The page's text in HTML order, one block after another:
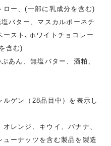
ー、(一部に乳成分を含む)
バター、マスカルポーネチ
スト､ホワイトチョコレー
含む)
あん、無塩バター、酒粕、
ゲン（28品目中）を表示し
レンジ、キウイ、バナナ、
ーナッツを含む製品を製造